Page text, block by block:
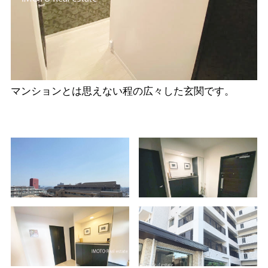
マンションとは思えない程の広々した玄関です。